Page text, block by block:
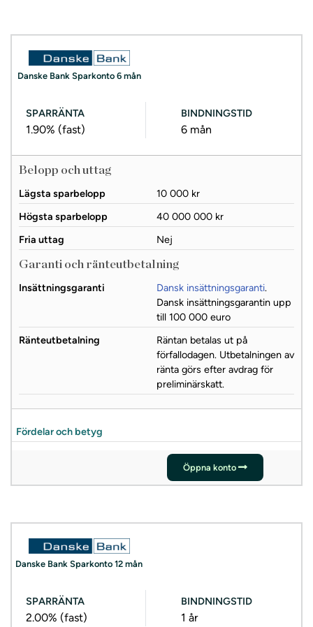
Danske Bank Sparkonto 6 mån
SPARRÄNTA
1.90% (fast)
BINDNINGSTID
6 mån
Belopp och uttag
Lägsta sparbelopp
10 000 kr
Högsta sparbelopp
40 000 000 kr
Fria uttag
Nej
Garanti och ränteutbetalning
Insättningsgaranti
Dansk insättningsgaranti.
Dansk insättningsgarantin upp
till 100 000 euro
Ränteutbetalning
Räntan betalas ut på
förfallodagen. Utbetalningen av
ränta görs efter avdrag för
preliminärskatt.
Fördelar och betyg
Öppna konto
Danske Bank Sparkonto 12 mån
SPARRÄNTA
2.00% (fast)
BINDNINGSTID
1 år